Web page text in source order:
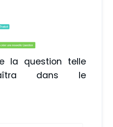
la question telle
dans le